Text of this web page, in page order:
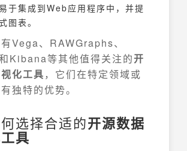
于集成到Web应用程序中，并提
图表。
Vega、RAWGraphs、
Kibana等其他值得关注的开
化工具 ，它们在特定领域或
独特的优势。
选择合适的开源数据
具